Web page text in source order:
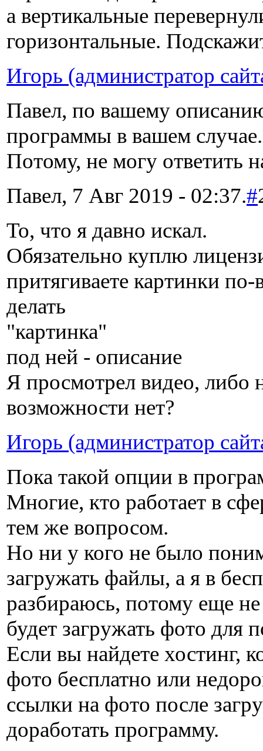
а вертикальные
горизонтальные.
Игорь (администратор
Павел, по вашему
программы в вашем случае.
Потому, не могу ответить
Павел, 7 Авг 2019 - 02:37.#
То, что я давно искал.
Обязательно куплю
притягиваете картинки
делать
"картинка"
под ней - описание
Я просмотрел видео, либо
возможности нет?
Игорь (администратор
Пока такой опции в
Многие, кто работает в
тем же вопросом.
Но ни у кого не было
загружать файлы, а я в
разбираюсь, потому еще
будет загружать фото для
Если вы найдете хостинг,
фото бесплатно или
ссылки на фото после
доработать программу.